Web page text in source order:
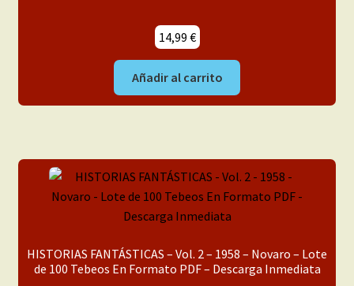
14,99 €
Añadir al carrito
HISTORIAS FANTÁSTICAS – Vol. 2 – 1958 – Novaro – Lote
de 100 Tebeos En Formato PDF – Descarga Inmediata